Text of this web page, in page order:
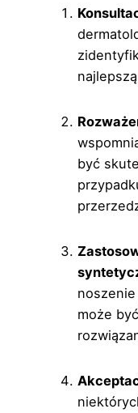
być
może